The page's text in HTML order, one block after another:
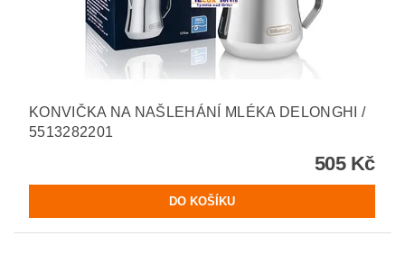
KONVIČKA NA NAŠLEHÁNÍ MLÉKA DELONGHI /
5513282201
505 Kč